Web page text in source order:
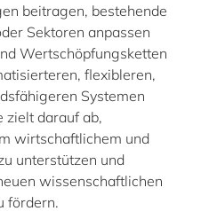
beitragen, bestehende
Sektoren anpassen
Wertschöpfungsketten
flexibleren,
Systemen
zielt darauf ab,
wirtschaftlichem und
unterstützen und
wissenschaftlichen
fördern.